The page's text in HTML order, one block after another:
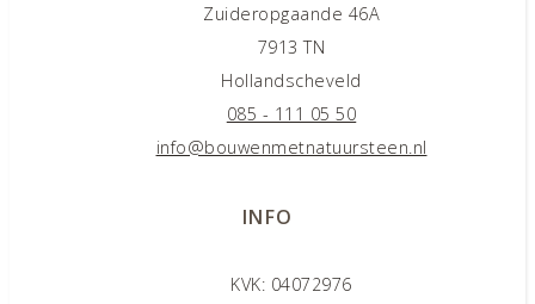
Zuideropgaande 46A
7913 TN
Hollandscheveld
085 - 111 05 50
info@bouwenmetnatuursteen.nl
INFO
KVK: 04072976